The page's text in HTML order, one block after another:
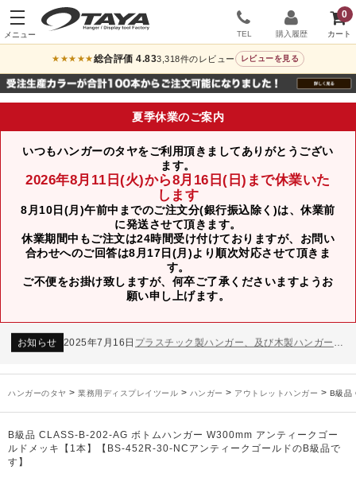
0
TEL 購入履歴
★★★★★総合評価 4.833,318件のレビュー レビューを見る
夏季休業のご案内
いつもハンガーのタヤをご利用頂きましてありがとうござい
ます。
2026年8月11日(火)から8月16日(日)まで休業いた
します
8月10日(月)午前中までのご注文分(銀行振込除く)は、休業前
に発送させて頂きます。
休業期間中もご注文は24時間受け付けておりますが、お問い
合わせへのご回答は8月17日(月)より順次対応させて頂きま
す。
ご不便をお掛け致しますが、何卒ご了承くださいますようお
願い申し上げます。
お知らせ 2024年12月12日年末年始休業のお知らせ
2026年3月7日
お知らせ 2025年7月16日
プラスチック製ハンガー、及び木製ハンガーKシリーズ 価格改定のお知らせ
お知らせ
2025年3月14日 木製ハンガーNシリーズ価格改定のお知らせ
お知らせ
2025年3月14日木製ハンガーNシリーズ価格改定のお知らせ
未分類
ハンガーのタヤ > 業務用ディスプレイツール > ハンガー > アウトレットハンガー > B級品
B級品 CLASS-B-202-AG ボトムハンガー W300mm アンティークゴー
ルドメッキ【1本】【BS-452R-30-NCアンティークゴールドのB級品で
す】